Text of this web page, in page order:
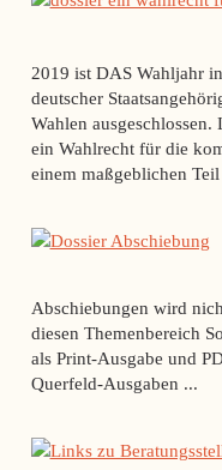
2019 ist DAS Wahljahr
deutscher
Wahlen
ein Wahlrecht für die
einem maßgeblichen
Abschiebungen wird
diesen Themenbereich
als Print-Ausgabe und
Querfeld-Ausgaben ...